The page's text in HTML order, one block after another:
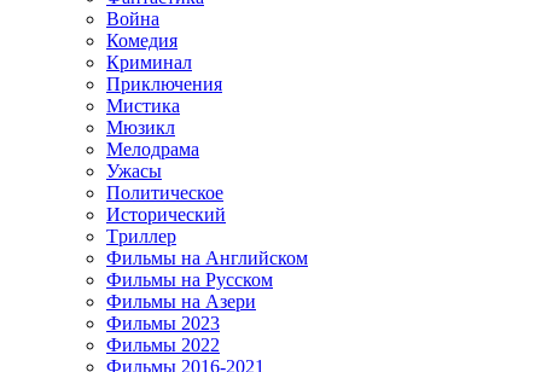
Война
Комедия
Криминал
Приключения
Мистика
Мюзикл
Мелодрама
Ужасы
Политическое
Исторический
Tриллер
Фильмы на Английском
Фильмы на Русском
Фильмы на Азери
Фильмы 2023
Фильмы 2022
Фильмы 2016-2021